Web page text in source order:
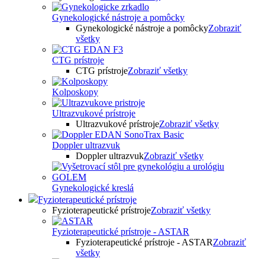
Gynekologické nástroje a pomôcky
Gynekologické nástroje a pomôckyZobraziť
všetky
CTG prístroje
CTG prístrojeZobraziť všetky
Kolposkopy
Ultrazvukové prístroje
Ultrazvukové prístrojeZobraziť všetky
Doppler ultrazvuk
Doppler ultrazvukZobraziť všetky
Gynekologické kreslá
Fyzioterapeutické prístroje
Fyzioterapeutické prístrojeZobraziť všetky
Fyzioterapeutické prístroje - ASTAR
Fyzioterapeutické prístroje - ASTARZobraziť
všetky